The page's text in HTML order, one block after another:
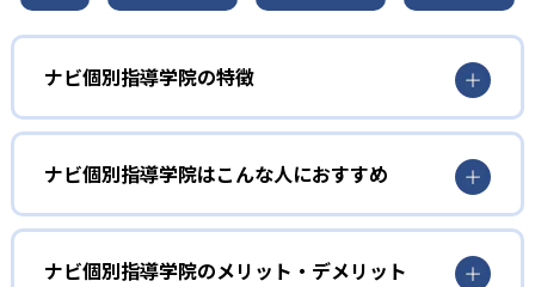
ナビ個別指導学院の特徴
ナビ個別指導学院はこんな人におすすめ
小学生
学習習慣の定着をしたい子ども向け
ナビ個別指導学院のメリット・デメリット